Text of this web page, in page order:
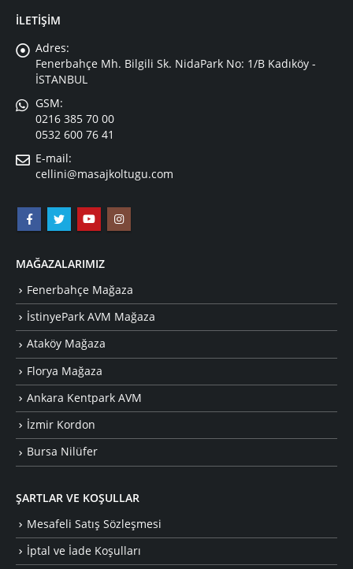
İLETİŞİM
Adres:
Fenerbahçe Mh. Bilgili Sk. NidaPark No: 1/B Kadıköy -
İSTANBUL
GSM:
0216 385 70 00
0532 600 76 41
E-mail:
cellini@masajkoltugu.com
MAĞAZALARIMIZ
Fenerbahçe Mağaza
İstinyePark AVM Mağaza
Ataköy Mağaza
Florya Mağaza
Ankara Kentpark AVM
İzmir Kordon
Bursa Nilüfer
ŞARTLAR VE KOŞULLAR
Mesafeli Satış Sözleşmesi
İptal ve İade Koşulları